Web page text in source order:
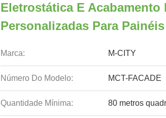
Eletrostática E Acabamento
Personalizadas Para
Marca: M-CITY
Número Do Modelo: MCT-FACADE
Quantidade Mínima: 80 metros